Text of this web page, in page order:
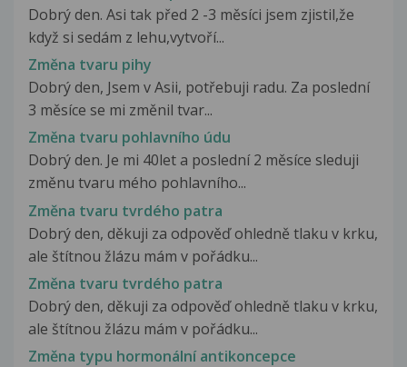
Dobrý den. Asi tak před 2 -3 měsíci jsem zjistil,že
když si sedám z lehu,vytvoří...
Změna tvaru pihy
Dobrý den, Jsem v Asii, potřebuji radu. Za poslední
3 měsíce se mi změnil tvar...
Změna tvaru pohlavního údu
Dobrý den. Je mi 40let a poslední 2 měsíce sleduji
změnu tvaru mého pohlavního...
Změna tvaru tvrdého patra
Dobrý den, děkuji za odpověď ohledně tlaku v krku,
ale štítnou žlázu mám v pořádku...
Změna tvaru tvrdého patra
Dobrý den, děkuji za odpověď ohledně tlaku v krku,
ale štítnou žlázu mám v pořádku...
Změna typu hormonální antikoncepce